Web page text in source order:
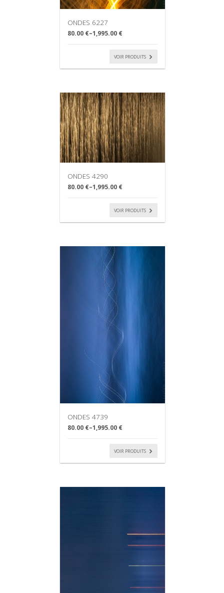
ONDES 6227
80.00 €–1,995.00 €
VOIR PRODUITS
ONDES 4290
80.00 €–1,995.00 €
VOIR PRODUITS
ONDES 4739
80.00 €–1,995.00 €
VOIR PRODUITS